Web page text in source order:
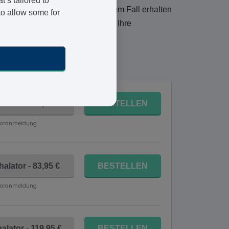
für Sie geeignet ist. In diesem Fall erhalten
zugestellt wird. Sie erhalten Ihre
11 August
BESTELLEN
- 83,95 € BESTELLEN
allow some for